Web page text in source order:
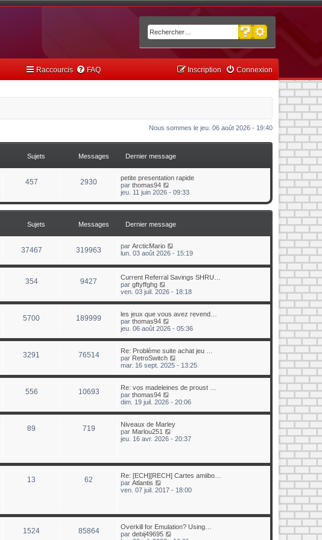
Rechercher
Recherche avancée
Raccourcis FAQ Connexion
Inscription
Nous sommes le jeu. 06 août 2026 - 19:40
Sujets Messages Dernier message
457 2930
petite presentation rapide
par thomas94
o
s
u
t
e
r
l
e
d
r
e
m
s
a
g
e
jeu. 11 juin 2026 - 09:33
Sujets Messages Dernier message
37467 319963 par ArcticMario
o
s
u
l
e
r
e
d
e
r
i
e
r
m
s
a
g
lun. 03 août 2026 - 15:19
354 9427
Current Referral Savings SHRU…
par gftyffghg
o
s
u
l
t
r
l
e
d
r
n
i
e
r
m
e
s
s
a
ven. 03 juil. 2026 - 18:18
5700 189999
les jeux que vous avez revend…
par thomas94
o
s
u
l
t
r
l
r
n
i
e
s
s
a
jeu. 06 août 2026 - 05:36
3291 76514
Re: Problème suite achat jeu …
par RetroSwitch
o
s
u
t
r
d
i
e
r
m
e
a
e
mar. 16 sept. 2025 - 13:25
556 10693
Re: vos madeleines de proust …
par thomas94
o
s
u
l
t
e
d
e
r
m
e
s
dim. 19 juil. 2026 - 20:06
89 719
Niveaux de Marley
par Marlou251
o
l
t
e
r
e
r
jeu. 16 avr. 2026 - 20:37
13 62
Re: [ECH][RECH] Cartes amiibo…
par Atlantis
o
l
t
e
ven. 07 juil. 2017 - 18:00
1524 85864
Overkill for Emulation? Using…
par debij49695